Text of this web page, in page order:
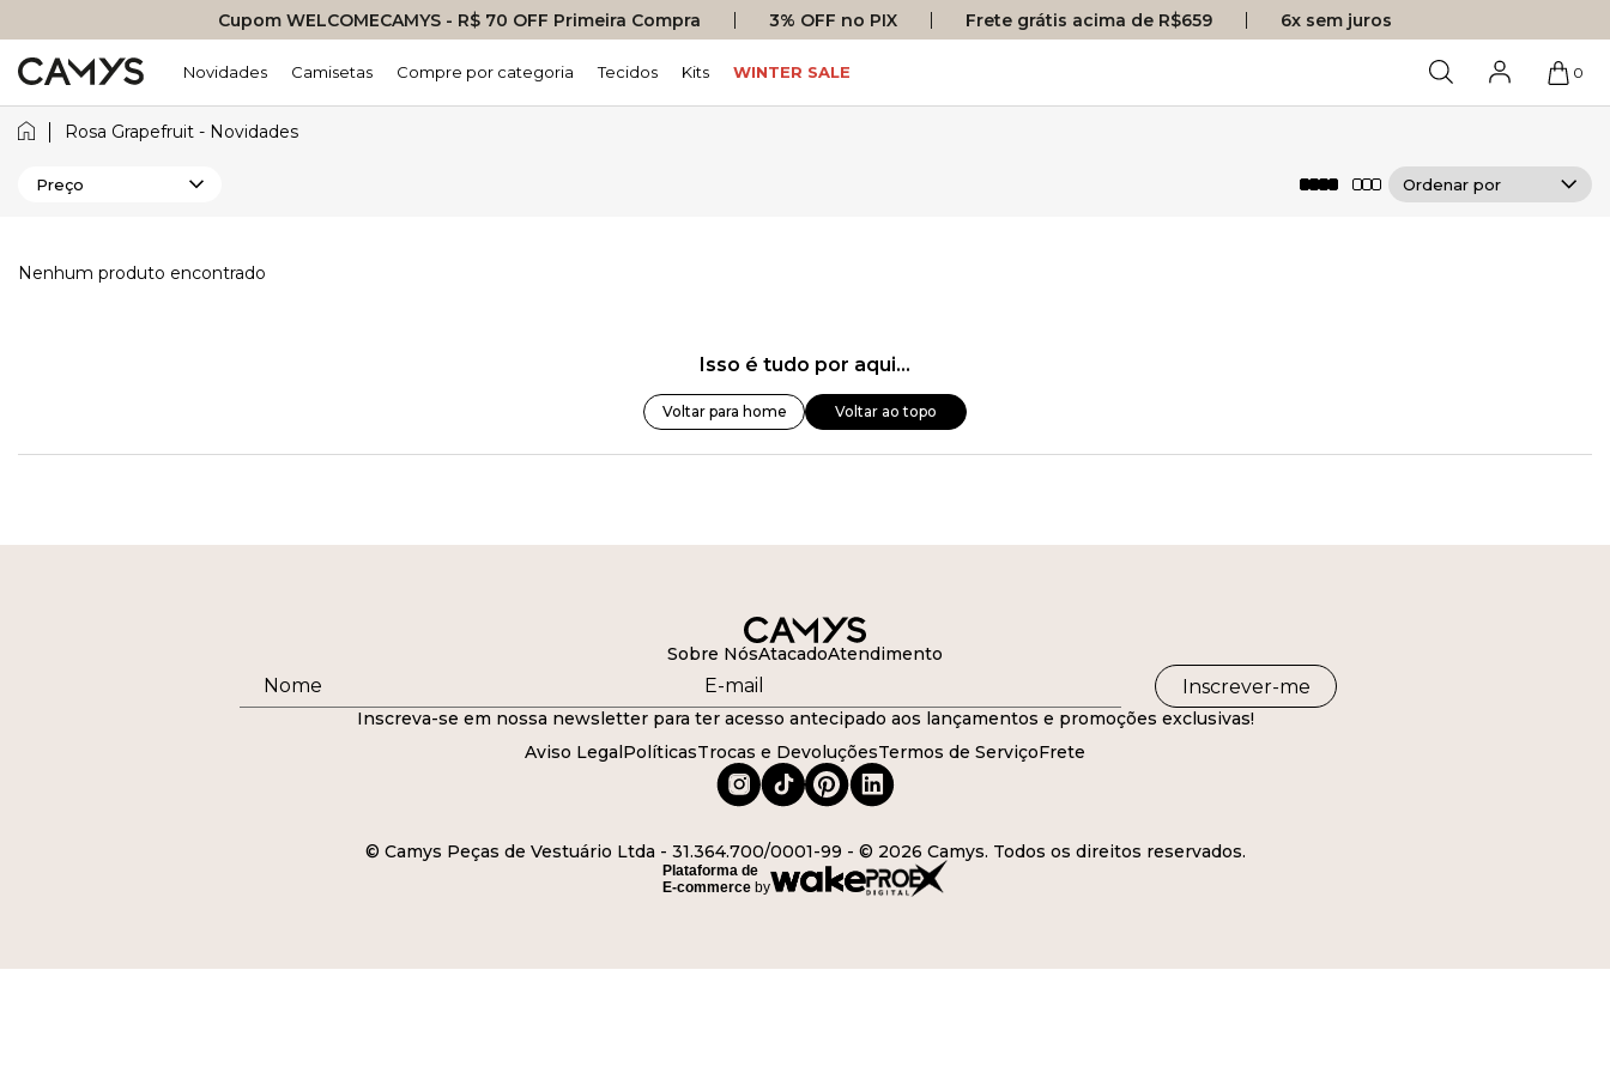
Cupom WELCOMECAMYS - R$ 70 OFF Primeira Compra 3% OFF no PIX Frete grátis acima de R$659 6x sem juros
Novidades Camisetas Compre por categoria Tecidos Kits WINTER SALE 0
Rosa Grapefruit - Novidades
Preço
Nenhum produto encontrado
Isso é tudo por aqui...
Voltar para home Voltar ao topo
Sobre NósAtacadoAtendimento
Inscrever-me
Inscreva-se em nossa newsletter para ter acesso antecipado aos lançamentos e promoções exclusivas!
Aviso Legal PolíticasTrocas e DevoluçõesTermos de ServiçoFrete
© Camys Peças de Vestuário Ltda - 31.364.700/0001-99 - © 2026 Camys. Todos os direitos reservados.
Plataforma de
E-commerce by